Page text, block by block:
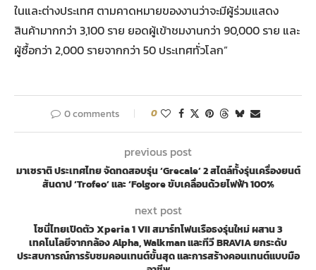
ในและต่างประเทศ ตามคาดหมายของงานว่าจะมีผู้ร่วมแสดง
สินค้ามากกว่า 3,100 ราย ยอดผู้เข้าชมงานกว่า 90,000 ราย และ
ผู้ซื้อกว่า 2,000 รายจากกว่า 50 ประเทศทั่วโลก”
0 comments 0
previous post
มาเซราติ ประเทศไทย จัดทดสอบรุ่น ‘Grecale’ 2 สไตล์ทั้งรุ่นเครื่องยนต์
สันดาป ‘Trofeo’ และ ‘Folgore ขับเคลื่อนด้วยไฟฟ้า 100%
next post
โซนี่ไทยเปิดตัว Xperia 1 VII สมาร์ทโฟนเรือธงรุ่นใหม่ ผสาน 3
เทคโนโลยีจากกล้อง Alpha, Walkman และทีวี BRAVIA ยกระดับ
ประสบการณ์การรับชมคอนเทนต์ขั้นสุด และการสร้างคอนเทนต์แบบมือ